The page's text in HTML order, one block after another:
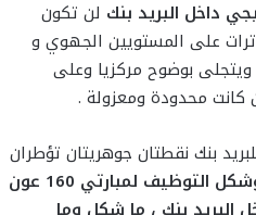
داخل البريد بنك لن تكون
على المستويين الجهوي و
بوضوح مركزيا وعلى
محدودة ومعزولة .
بنك نقطتان جوهريتان تؤطران
مضمون وشكل التوظيف لمبارتي 160 عون